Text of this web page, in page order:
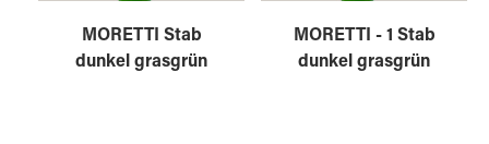
MORETTI Stab
dunkel grasgrün
MORETTI - 1 Stab
dunkel grasgrün